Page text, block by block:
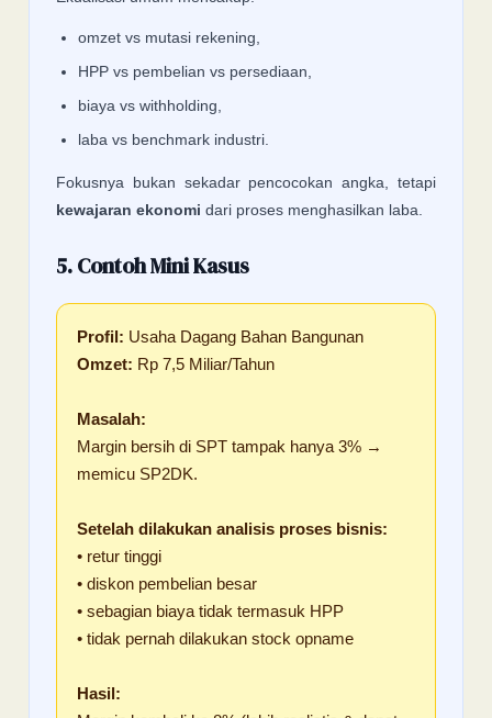
omzet vs mutasi rekening,
HPP vs pembelian vs persediaan,
biaya vs withholding,
laba vs benchmark industri.
Fokusnya bukan sekadar pencocokan angka, tetapi
kewajaran ekonomi dari proses menghasilkan laba.
5. Contoh Mini Kasus
Profil: Usaha Dagang Bahan Bangunan
Omzet: Rp 7,5 Miliar/Tahun
Masalah:
Margin bersih di SPT tampak hanya 3% →
memicu SP2DK.
Setelah dilakukan analisis proses bisnis:
• retur tinggi
• diskon pembelian besar
• sebagian biaya tidak termasuk HPP
• tidak pernah dilakukan stock opname
Hasil: